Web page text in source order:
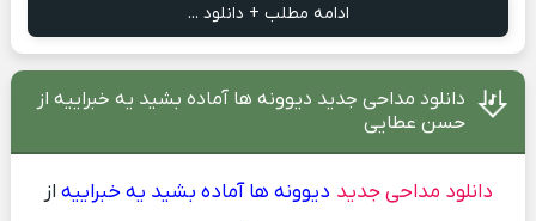
ادامه مطلب + دانلود ...
دانلود مداحی جدید دیوونه ها آماده بشید یه خبراییه از
حسن عطایی
دانلود مداحی جدید دیوونه ها آماده بشید یه خبراییه از